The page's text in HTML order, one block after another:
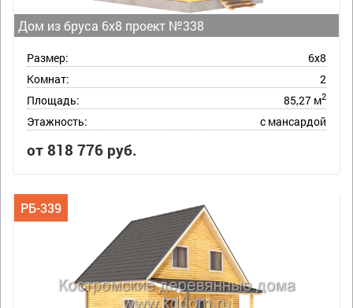
Дом из бруса 6х8 проект №338
Размер:
6х8
Комнат:
2
Площадь:
85,27 м2
Этажность: с мансардой
от 818 776 руб.
РБ-339